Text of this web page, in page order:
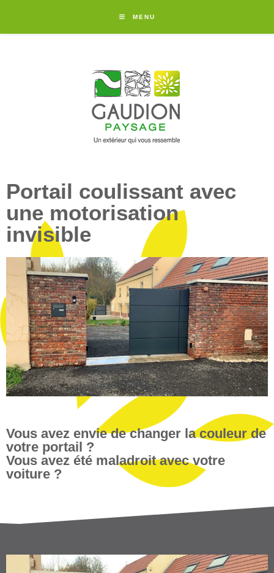
MENU
Portail coulissant avec
une motorisation
invisible​
Vous avez envie de changer la couleur de
votre portail ?
Vous avez été maladroit avec votre
voiture ?